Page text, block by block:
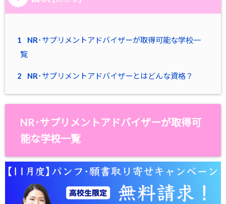
1
NR･サプリメントアドバイザーが取得可能な学校一
覧
2 NR･サプリメントアドバイザーとはどんな資格？
NR･サプリメントアドバイザーが取得可
能な学校一覧